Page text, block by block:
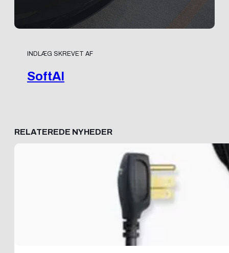
INDLÆG SKREVET AF
SoftAI
RELATEREDE NYHEDER